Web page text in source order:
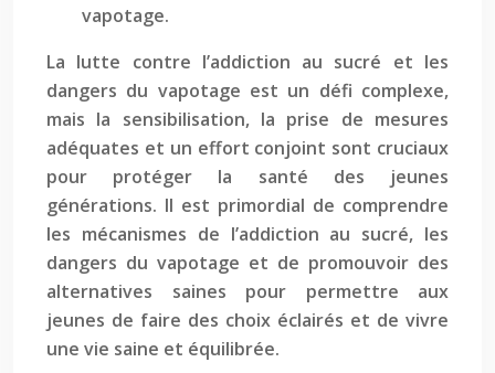
vapotage.
La lutte contre l’addiction au sucré et les
dangers du vapotage est un défi complexe,
mais la sensibilisation, la prise de mesures
adéquates et un effort conjoint sont cruciaux
pour protéger la santé des jeunes
générations. Il est primordial de comprendre
les mécanismes de l’addiction au sucré, les
dangers du vapotage et de promouvoir des
alternatives saines pour permettre aux
jeunes de faire des choix éclairés et de vivre
une vie saine et équilibrée.